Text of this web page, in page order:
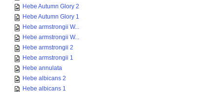
Hebe Autumn Glory 2
Hebe Autumn Glory 1
Hebe armstrongii W...
Hebe armstrongii W...
Hebe armstrongii 2
Hebe armstrongii 1
Hebe annulata
Hebe albicans 2
Hebe albicans 1